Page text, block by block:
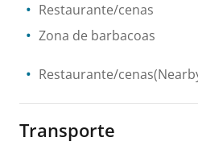
Restaurante/cenas
Zona de barbacoas
Restaurante/
Transporte